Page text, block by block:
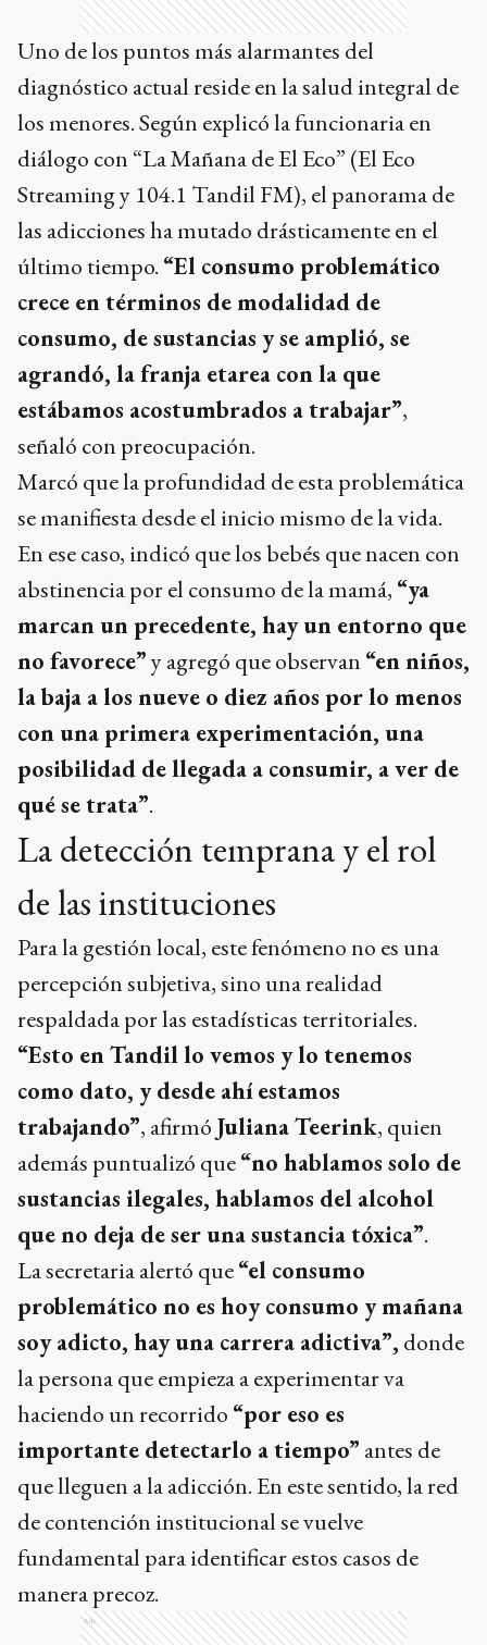
Uno de los puntos más alarmantes del
diagnóstico actual reside en la salud integral de
los menores. Según explicó la funcionaria en
diálogo con “La Mañana de El Eco” (El Eco
Streaming y 104.1 Tandil FM), el panorama de
las adicciones ha mutado drásticamente en el
último tiempo. “El consumo problemático
crece en términos de modalidad de
consumo, de sustancias y se amplió, se
agrandó, la franja etarea con la que
estábamos acostumbrados a trabajar”,
señaló con preocupación.
Marcó que la profundidad de esta problemática
se manifiesta desde el inicio mismo de la vida.
En ese caso, indicó que los bebés que nacen con
abstinencia por el consumo de la mamá, “ya
marcan un precedente, hay un entorno que
no favorece”y agregó que observan “en niños,
la baja a los nueve o diez años por lo menos
con una primera experimentación, una
posibilidad de llegada a consumir, a ver de
qué se trata”.
La detección temprana y el rol
de las instituciones
Para la gestión local, este fenómeno no es una
percepción subjetiva, sino una realidad
respaldada por las estadísticas territoriales.
“Esto en Tandil lo vemos y lo tenemos
como dato, y desde ahí estamos
trabajando”, afirmó Juliana Teerink, quien
además puntualizó que“no hablamos solo de
sustancias ilegales, hablamos del alcohol
que no deja de ser una sustancia tóxica”.
La secretaria alertó que“el consumo
problemático no es hoy consumo y mañana
soy adicto, hay una carrera adictiva”, donde
la persona que empieza a experimentar va
haciendo un recorrido “por eso es
importante detectarlo a tiempo” antes de
que lleguen a la adicción. En este sentido, la red
de contención institucional se vuelve
fundamental para identificar estos casos de
manera precoz.
Ads